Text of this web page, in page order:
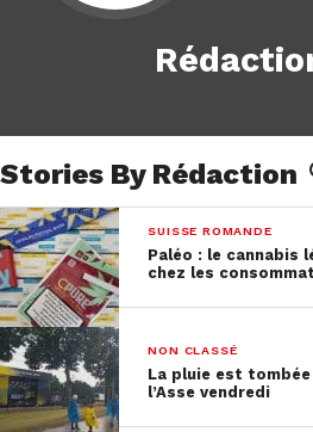
Stories By Rédaction
SUISSE ROMANDE
Paléo : le cannabis
chez les
NON CLASSÉ
La pluie est
l’Asse vendredi